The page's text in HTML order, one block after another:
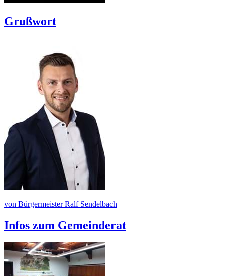
Grußwort
von Bürgermeister Ralf Sendelbach
Infos zum Gemeinderat